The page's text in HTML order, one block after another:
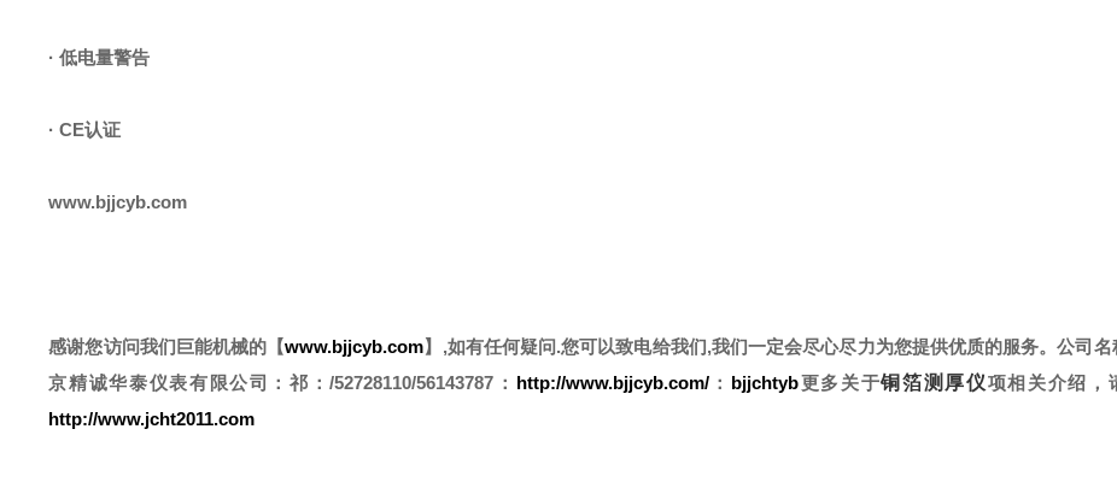
·低电量警告
·CE认证
www.bjjcyb.com
感谢您访问我们巨能机械的【www.bjjcyb.com】,如有任何疑问.您可以致电给我们,我们一定会尽心尽力为您提供优质的服务。公司名
京精诚华泰仪表有限公司 ：祁 ：/52728110/56143787 ： http://www.bjjcyb.com/： bjjchtyb更多关于铜箔测厚仪项相关介绍，
http://www.jcht2011.com